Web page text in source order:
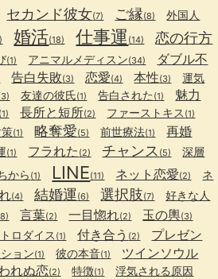
セカンド彼女(7) ご縁(8) 外国人
婚活(18) 仕事運 (14) 恋の行方
(1) アニマルメディスン(34)
ダブル不
告白失敗(3) 恋愛(4) 本性(3) 運気
友達の彼氏(1) 告白された (1) 魅力
(1) 長所と短所(2) ファーストキス (1)
(1) 略奪愛(5) 前世療法(1) 再婚
(1) フラれた (2) チャンス (5)
深層
から (1) LINE(11) ネット恋愛(2)
ネ
(4) 結婚運(6) 選択肢(7)
好きな人
言葉(2) 一目惚れ(2) 玉の輿(3)
ロダイス (1) 付き合う (2)
プレゼン
ョン(1) 彼の本音(1) ツインソウル
れぬ恋(2) 特徴(1) 浮気される原因